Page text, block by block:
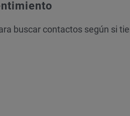
buscar contactos según si